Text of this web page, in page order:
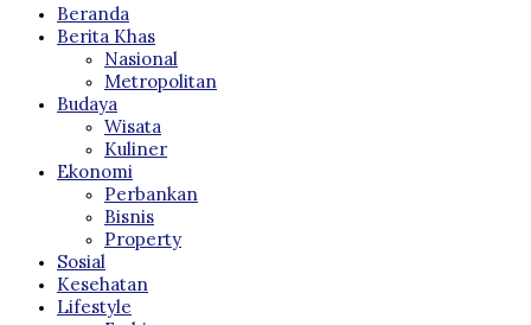
Beranda
Berita Khas
Nasional
Metropolitan
Budaya
Wisata
Kuliner
Ekonomi
Perbankan
Bisnis
Property
Sosial
Kesehatan
Lifestyle